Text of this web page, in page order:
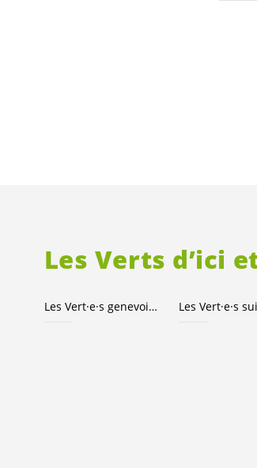
Les Verts d’ici
Les Vert·e·s genevois·es LesVert·e·s